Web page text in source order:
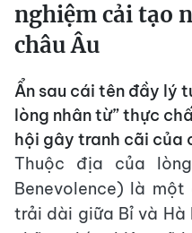
nghiệm cải tạo
châu Âu
Ẩn sau cái tên đầy lý
lòng nhân từ” thực
hội gây tranh cãi của
Thuộc địa của
Benevolence) là
trải dài giữa Bỉ và Hà